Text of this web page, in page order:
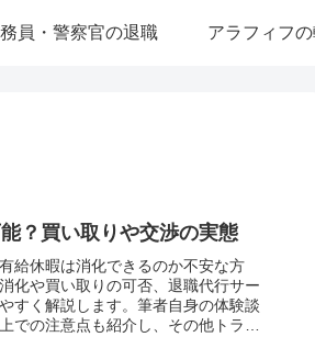
員・警察官の退職 アラフィフ
？買い取りや交渉の実態
給休暇は消化できるのか不安な方
化や買い取りの可否、退職代行サー
すく解説します。筆者自身の体験談
での注意点も紹介し、その他トラブ